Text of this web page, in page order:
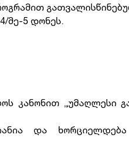
მე-5 დონეს.
„უმაღლესი
და